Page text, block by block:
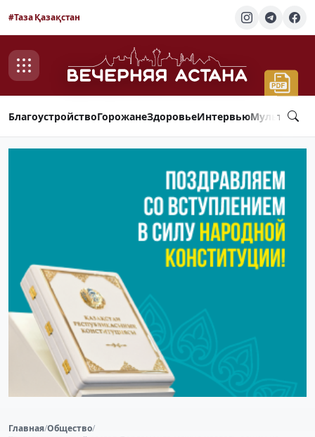
#Таза Қазақстан
БлагоустройствоГорожанеЗдоровьеИнтервью
Главная/Общество/